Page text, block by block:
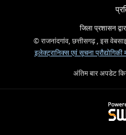
जिला प्रशासन
© राजनांदगांव, छत्तीसगढ़ , इस
इलेक्ट्रानिक्स एवं सूचना प्रौद्योगिकी
अंतिम बार अपडेट